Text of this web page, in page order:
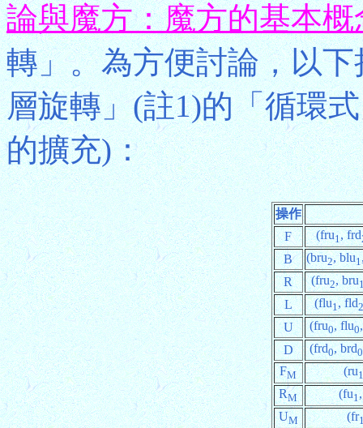
論與魔方：魔方的基本概
轉」。為方便討論，以
層旋轉」(註1)的「循環
的擴充)：
操作
F
(fru1, frd
B (bru2, blu1
R
(fru2, bru
L (flu1, fld2
U (fru0, flu0
D
(frd0, brd0
FM (ru1
RM (fu1
UM (fr